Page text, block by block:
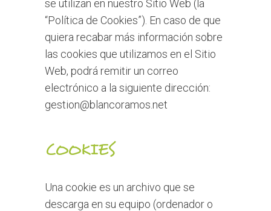
se utilizan en nuestro Sitio Web (la
“Política de Cookies”). En caso de que
quiera recabar más información sobre
las cookies que utilizamos en el Sitio
Web, podrá remitir un correo
electrónico a la siguiente dirección:
gestion@blancoramos.net
COOKIES
Una cookie es un archivo que se
descarga en su equipo (ordenador o